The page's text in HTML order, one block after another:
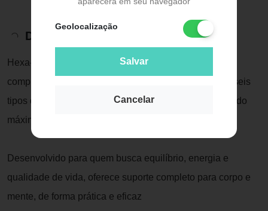
Geolocalização
Salvar
Cancelar
Descrição do Produto
Hexa-Mag 6O poder do magnésio para seu bem-estar
completoHexa-Mag 6 é um suplemento que combina seis
tipos de magnésio de alta biodisponibilidade, garantindo
máxima absorção e benefícios amplos para a saúde.
Desenvolvido para quem busca equilíbrio, energia e
qualidade de vida, oferece suporte completo para corpo e
mente, de forma prática e eficaz